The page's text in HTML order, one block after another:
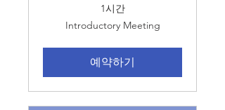
1시간
Introductory
MeetingIntroductory Meeting
예약하기